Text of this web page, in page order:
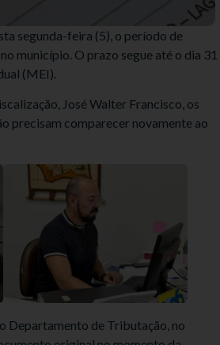
segunda-feira (5), o período de
município. O prazo segue até o dia 31
(MEI).
José Walter Francisco, os
precisam comparecer novamente ao
Departamento de Tributação, no